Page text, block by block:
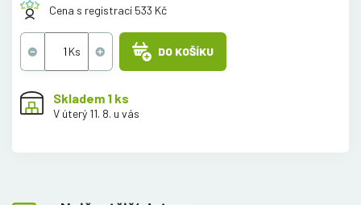
Cena s registrací 533 Kč
DO KOŠÍKU
Skladem 1 ks
V úterý 11. 8. u vás